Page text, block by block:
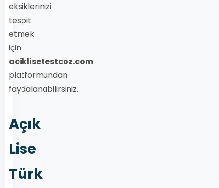
eksiklerinizi
tespit
etmek
için
aciklisetestcoz.com
platformundan
faydalanabilirsiniz.
Açık
Lise
Türk